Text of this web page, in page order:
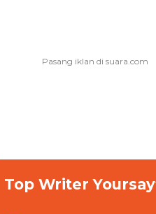
Top Writer Yoursay